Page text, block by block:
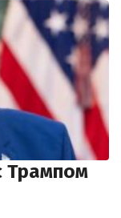
Трампом